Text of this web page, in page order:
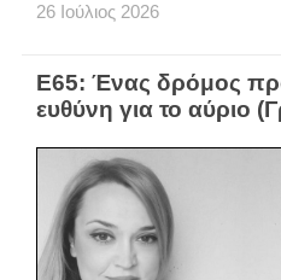
26 Ιούλιος 2026
Ε65: Ένας δρόμος
ευθύνη για το αύριο